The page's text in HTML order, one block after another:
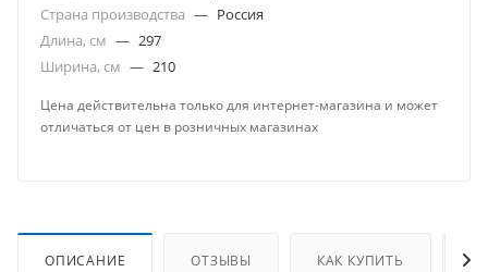
Страна производства — Россия
Длина, см — 297
Ширина, см — 210
Цена действительна только для интернет-магазина и может
отличаться от цен в розничных магазинах
ОПИСАНИЕ ОТЗЫВЫ КАК КУПИТЬ